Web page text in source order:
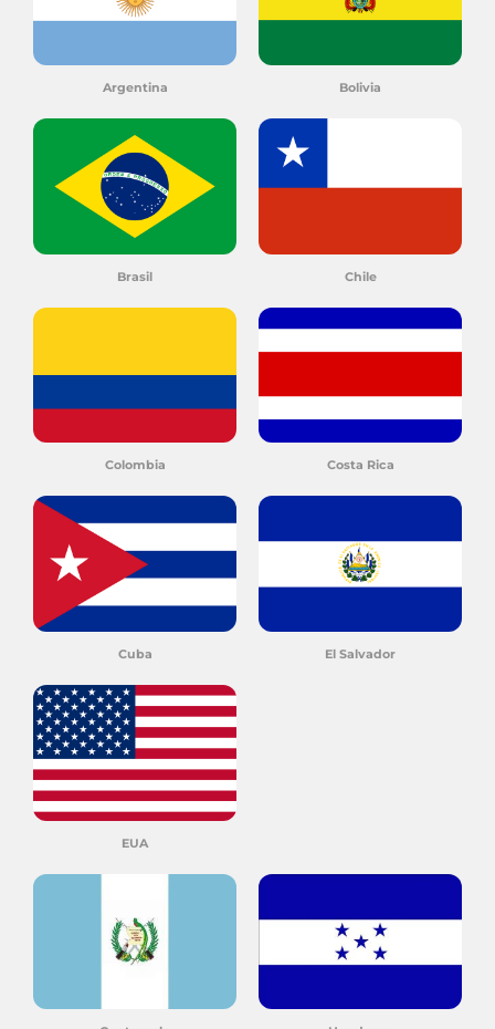
Argentina Bolivia
Brasil Chile
Colombia Costa Rica
Cuba El Salvador
EUA